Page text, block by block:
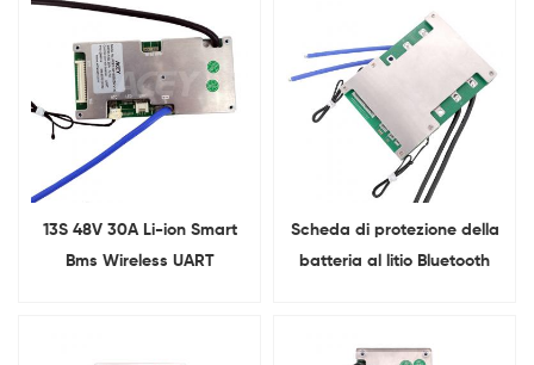
13S 48V 30A Li-ion Smart
Bms Wireless UART
Scheda di protezione della
batteria al litio Bluetooth